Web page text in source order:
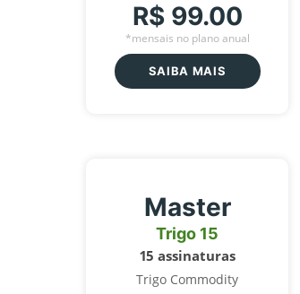
R$ 99.00
*mensais no plano anual
SAIBA MAIS
Master
Trigo 15
15 assinaturas
Trigo Commodity